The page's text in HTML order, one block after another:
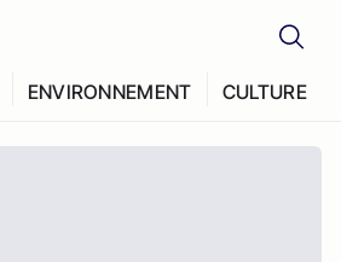
ENVIRONNEMENT CULTURE